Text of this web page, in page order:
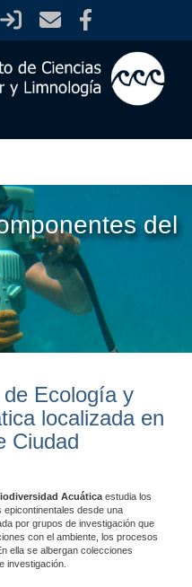
del
Ecología y
localizada en
Ciudad
Acuática estudia los
desde una
por grupos de investigación que
con el ambiente, los procesos
ella se albergan colecciones
investigación.